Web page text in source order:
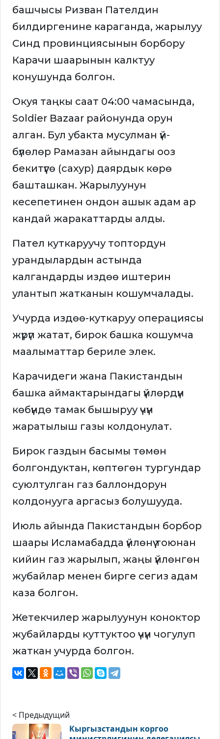
башчысы Ризван Пателдин
билдиргенине караганда, жарылуу
Синд провинциясынын борбору
Карачи шаарынын калктуу
конушунда болгон.
Окуя таңкы саат 04:00 чамасында,
Soldier Bazaar районунда орун
алган. Бул убакта мусулман үй-
бүлөлөр Рамазан айындагы ооз
бекитүүгө (сахур) даярдык көрө
башташкан. Жарылуунун
кесепетинен ондон ашык адам ар
кандай жаракаттарды алды.
Пател куткаруучу топтордун
урандылардын астында
калгандарды издөө иштерин
улантып жатканын кошумчалады.
Учурда издөө-куткаруу операциясы
жүрүп жатат, бирок башка кошумча
маалыматтар бериле элек.
Карачидеги жана Пакистандын
башка аймактарындагы үйлөрдүн
көбүндө тамак бышыруу үчүн
жаратылыш газы колдонулат.
Бирок газдын басымы төмөн
болгондуктан, көптөгөн тургундар
суюлтулган газ баллондорун
колдонууга аргасыз болушууда.
Июль айында Пакистандын борбор
шаары Исламабадда үйлөнүү тоюнан
кийин газ жарылып, жаңы үйлөнгөн
жубайлар менен бирге сегиз адам
каза болгон.
Жетекчилер жарылуунун коноктор
жубайларды куттуктоо үчүн чогулуп
жаткан учурда болгон.
< Предыдущий
Кыргызстандын коргоо